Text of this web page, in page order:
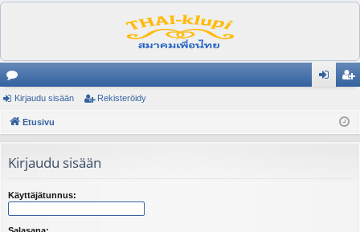
es
ku
el
ua
lu
ist
Kirjaudu sisään Rekisteröidy
Etusivu
Kirjaudu sisään
Käyttäjätunnus:
Salasana: